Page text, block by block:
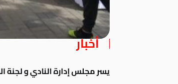
أخبار
يسر مجلس إدارة النادي و لجنة